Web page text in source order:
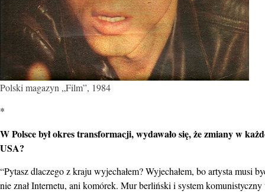
Polski magazyn „Film”, 1984
*
W Polsce był okres transformacji, wydawało się, że zmiany w
USA?
“Pytasz dlaczego z kraju wyjechałem? Wyjechałem, bo artysta
nie znał Internetu, ani komórek. Mur berliński i system